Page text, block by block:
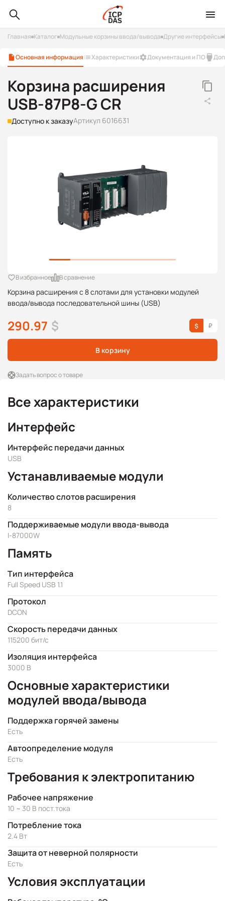
Главная Каталог Модульные корзины ввода/вывода Другие интерфейсы
Основная информация Характеристики Документация и ПО
Корзина расширения
USB-87P8-G CR
Доступно к заказуАртикул 6016631
Корзина расширения с 8 слотами для установки модулей
ввода/вывода последовательной шины (USB)
В избранное В сравнение
290.97 $
В корзину
Задать вопрос о товаре
Все характеристики
Интерфейс
Интерфейс передачи данных
USB
Устанавливаемые модули
Количество слотов расширения
8
Поддерживаемые модули ввода-вывода
I-87000W
Память
Тип интерфейса
Full Speed USB 1.1
Протокол
DCON
Скорость передачи данных
115200 бит/с
Изоляция интерфейса
3000 В
Основные характеристики
модулей ввода/вывода
Поддержка горячей замены
Есть
Автоопределение модуля
Есть
Требования к электропитанию
Рабочее напряжение
10 ~ 30 В пост.тока
Потребление тока
2.4 Вт
Защита от неверной полярности
Есть
Условия эксплуатации